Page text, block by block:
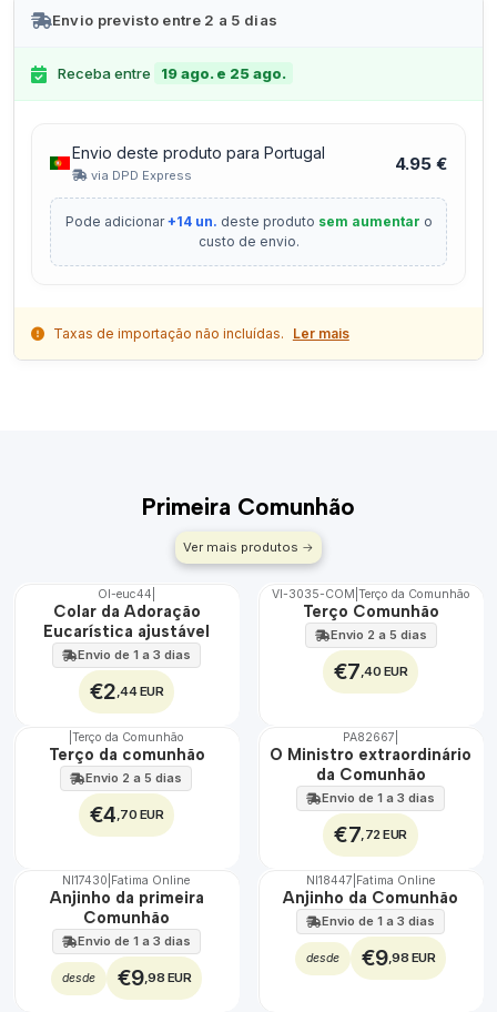
Envio previsto entre 2 a 5 dias
Receba entre 19 ago. e 25 ago.
Envio deste produto para Portugal
via DPD Express
4.95 €
Pode adicionar+14 un. deste produto sem aumentar o
custo de envio.
Taxas de importação não incluídas. Ler mais
Primeira Comunhão
Ver mais produtos
Ol-euc44
Colar da Adoração
Eucarística ajustável
Envio de 1 a 3 dias
€2 ,44 EUR
🇵🇹
100%
VI-3035-COM Terço da Comunhão
Terço Comunhão
Envio 2 a 5 dias
€7 ,40 EUR
🇵🇹
100%
Terço da Comunhão
Terço da comunhão
Envio 2 a 5 dias
€4 ,70 EUR
Não Disponível
PA82667
O Ministro extraordinário
da Comunhão
Envio de 1 a 3 dias
€7 ,72 EUR
NI17430 Fatima Online
Anjinho da primeira
Comunhão
Envio de 1 a 3 dias
desde €9,98 EUR
NI18447 Fatima Online
Anjinho da Comunhão
Envio de 1 a 3 dias
desde €9,98 EUR